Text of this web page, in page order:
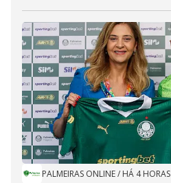
PALMEIRAS ONLINE/ HÁ 4 HORAS